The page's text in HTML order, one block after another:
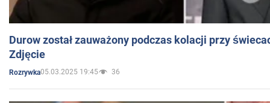
Durow został zauważony podczas kolacji przy
Zdjęcie
Rozrywka05.03.2025 19:45 36